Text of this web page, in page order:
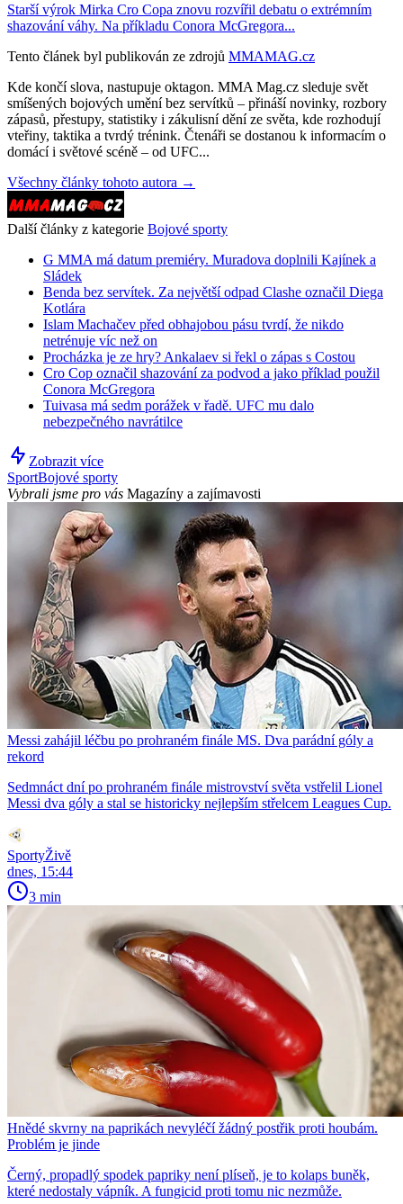
Starší výrok Mirka Cro Copa znovu rozvířil debatu o extrémním
shazování váhy. Na příkladu Conora McGregora...
Tento článek byl publikován ze zdrojů MMAMAG.cz
Kde končí slova, nastupuje oktagon. MMA Mag.cz sleduje svět
smíšených bojových umění bez servítků – přináší novinky, rozbory
zápasů, přestupy, statistiky i zákulisní dění ze světa, kde rozhodují
vteřiny, taktika a tvrdý trénink. Čtenáři se dostanou k informacím o
domácí i světové scéně – od UFC...
Všechny články tohoto autora →
Další články z kategorie Bojové sporty
G MMA má datum premiéry. Muradova doplnili Kajínek a
Sládek
Benda bez servítek. Za největší odpad Clashe označil Diega
Kotlára
Islam Machačev před obhajobou pásu tvrdí, že nikdo
netrénuje víc než on
Procházka je ze hry? Ankalaev si řekl o zápas s Costou
Cro Cop označil shazování za podvod a jako příklad použil
Conora McGregora
Tuivasa má sedm porážek v řadě. UFC mu dalo
nebezpečného navrátilce
Zobrazit více
SportBojové sporty
Vybrali jsme pro vás Magazíny a zajímavosti
Messi zahájil léčbu po prohraném finále MS. Dva parádní góly a
rekord
Sedmnáct dní po prohraném finále mistrovství světa vstřelil Lionel
Messi dva góly a stal se historicky nejlepším střelcem Leagues Cup.
SportyŽivě
dnes, 15:44
3 min
Hnědé skvrny na paprikách nevyléčí žádný postřik proti houbám.
Problém je jinde
Černý, propadlý spodek papriky není plíseň, je to kolaps buněk,
které nedostaly vápník. A fungicid proti tomu nic nezmůže.